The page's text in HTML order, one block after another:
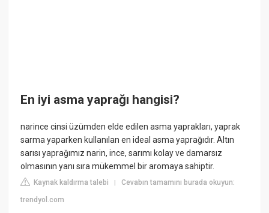
En iyi asma yaprağı hangisi?
narince cinsi üzümden elde edilen asma yaprakları, yaprak
sarma yaparken kullanılan en ideal asma yaprağıdır. Altın
sarısı yaprağımız narin, ince, sarımı kolay ve damarsız
olmasının yanı sıra mükemmel bir aromaya sahiptir.
Kaynak kaldırma talebi |Cevabın tamamını burada okuyun:
trendyol.com